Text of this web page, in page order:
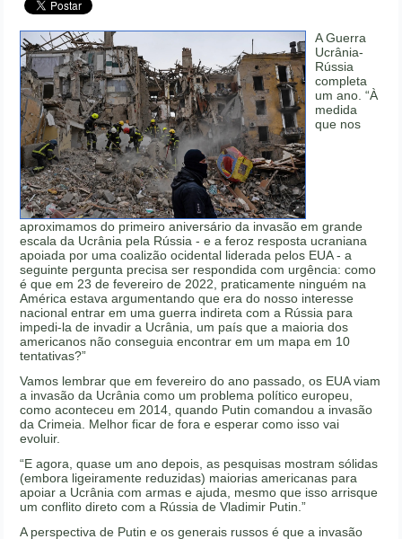
A Guerra
Ucrânia-
Rússia
completa
um ano. “À
medida
que nos
aproximamos do primeiro aniversário da invasão em grande
escala da Ucrânia pela Rússia - e a feroz resposta ucraniana
apoiada por uma coalizão ocidental liderada pelos EUA - a
seguinte pergunta precisa ser respondida com urgência: como
é que em 23 de fevereiro de 2022, praticamente ninguém na
América estava argumentando que era do nosso interesse
nacional entrar em uma guerra indireta com a Rússia para
impedi-la de invadir a Ucrânia, um país que a maioria dos
americanos não conseguia encontrar em um mapa em 10
tentativas?”
Vamos lembrar que em fevereiro do ano passado, os EUA viam
a invasão da Ucrânia como um problema político europeu,
como aconteceu em 2014, quando Putin comandou a invasão
da Crimeia. Melhor ficar de fora e esperar como isso vai
evoluir.
“E agora, quase um ano depois, as pesquisas mostram sólidas
(embora ligeiramente reduzidas) maiorias americanas para
apoiar a Ucrânia com armas e ajuda, mesmo que isso arrisque
um conflito direto com a Rússia de Vladimir Putin.”
A perspectiva de Putin e os generais russos é que a invasão